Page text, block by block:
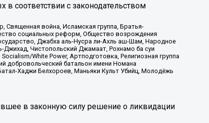
соответствии с законодательством
война, Исламская группа, Братья-
социальных реформ, Общество возрождения
Джабха аль-Нусра ли-Ахль аш-Шам, Народное
Чистопольский Джамаат, Рохнамо ба суи
White Power, Артподготовка, Религиозная группа
добровольческий батальон имени Номана
Хаджи Белхороев, Маньяки Культ Убийц, Молодёжь
в законную силу решение о ликвидации